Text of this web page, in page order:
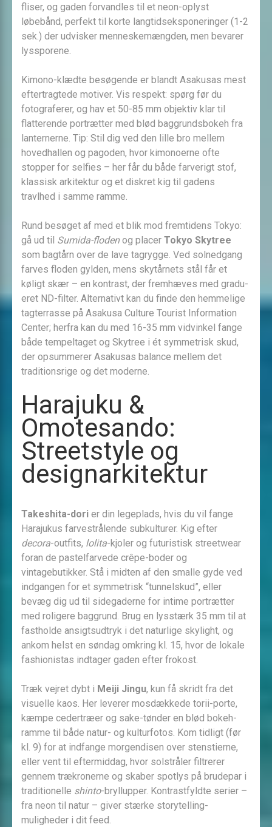
fliser, og gaden forvandles til et neon-oplyst
løbebånd, perfekt til korte langtidseksponeringer (1-2
sek.) der udvisker menneskemængden, men bevarer
lyssporene.
Kimono-klædte besøgende er blandt Asakusas mest
eftertragtede motiver. Vis respekt: spørg før du
fotograferer, og hav et 50-85 mm objektiv klar til
flatterende portrætter med blød baggrundsbokeh fra
lanternerne. Tip: Stil dig ved den lille bro mellem
hovedhallen og pagoden, hvor kimonoerne ofte
stopper for selfies – her får du både farverigt stof,
klassisk arkitektur og et diskret kig til gadens
travlhed i samme ramme.
Rund besøget af med et blik mod fremtidens Tokyo:
gå ud til Sumida-flodenog placer Tokyo Skytree
som bagtårn over de lave tagrygge. Ved solnedgang
farves floden gylden, mens skytårnets stål får et
køligt skær – en kontrast, der fremhæves med gradu­
eret ND-filter. Alternativt kan du finde den hemmelige
tagterrasse på Asakusa Culture Tourist Information
Center; herfra kan du med 16-35 mm vidvinkel fange
både tempeltaget og Skytree i ét symmetrisk skud,
der opsummerer Asakusas balance mellem det
traditionsrige og det moderne.
Harajuku &
Omotesando:
Streetstyle og
designarkitektur
Takeshita-dori er din legeplads, hvis du vil fange
Harajukus farvestrålende subkulturer. Kig efter
decora-outfits, lolita-kjoler og futuristisk streetwear
foran de pastelfarvede crêpe-boder og
vintagebutikker. Stå i midten af den smalle gyde ved
indgangen for et symmetrisk “tunnelskud”, eller
bevæg dig ud til sidegaderne for intime portrætter
med roligere baggrund. Brug en lysstærk 35 mm til at
fastholde ansigtsudtryk i det naturlige skylight, og
ankom helst en søndag omkring kl. 15, hvor de lokale
fashionistas indtager gaden efter frokost.
Træk vejret dybt i Meiji Jingu, kun få skridt fra det
visuelle kaos. Her leverer mosdækkede torii-porte,
kæmpe cedertræer og sake-tønder en blød bokeh-
ramme til både natur- og kulturfotos. Kom tidligt (før
kl. 9) for at indfange morgendisen over stenstierne,
eller vent til eftermiddag, hvor solstråler filtrerer
gennem trækronerne og skaber spotlys på brudepar i
traditionelle shinto-bryllupper. Kontrastfyldte serier –
fra neon til natur – giver stærke storytelling-
muligheder i dit feed.